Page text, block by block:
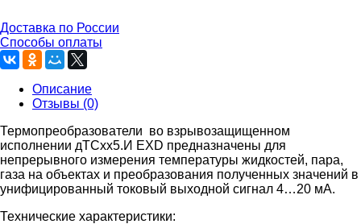
Доставка по России
Способы оплаты
Описание
Отзывы (0)
Термопреобразователи во взрывозащищенном
исполнении дТСxx5.И EXD предназначены для
непрерывного измерения температуры жидкостей, пара,
газа на объектах и преобразования полученных значений в
унифицированный токовый выходной сигнал 4…20 мА.
Технические характеристики: